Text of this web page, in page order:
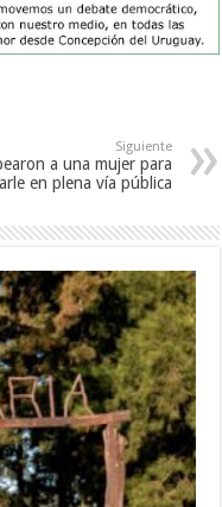
Siguiente
a una mujer para
en plena vía pública